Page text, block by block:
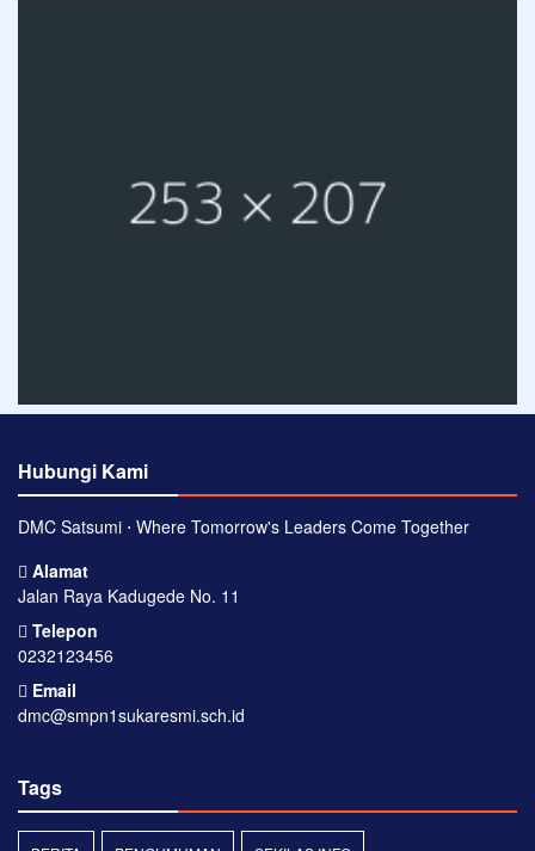
Hubungi Kami
DMC Satsumi ⋅ Where Tomorrow's Leaders Come Together
Alamat
Jalan Raya Kadugede No. 11
Telepon
0232123456
Email
dmc@smpn1sukaresmi.sch.id
Tags